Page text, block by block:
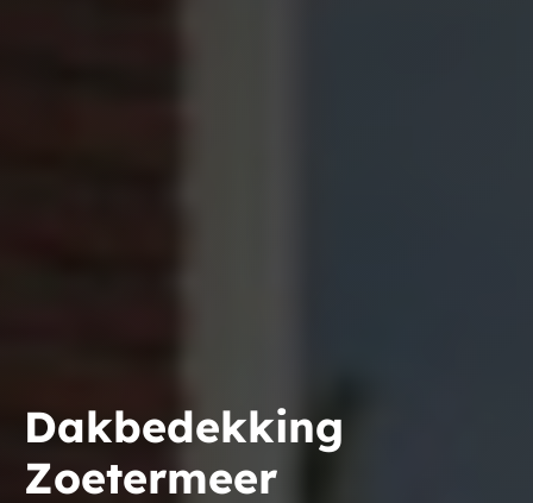
Dakbedekking
Zoetermeer